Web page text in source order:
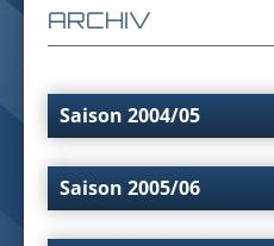
ARCHIV
Saison 2004/05
Saison 2005/06